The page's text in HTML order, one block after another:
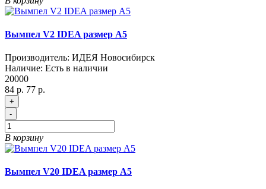
Вымпел V2 IDEA размер A5
Производитель: ИДЕЯ Новосибирск
Наличие: Есть в наличии
20000
84 р. 77 р.
+
-
В корзину
Вымпел V20 IDEA размер A5